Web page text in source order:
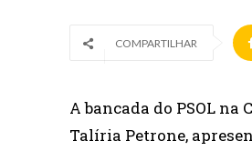
COMPARTILHAR
A bancada do PSOL
Talíria Petrone,